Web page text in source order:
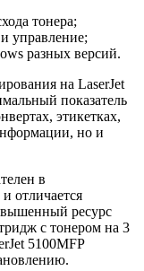
тонера;
управление;
разных версий.
на LaserJet
показатель
этикетках,
но и
в
отличается
ресурс
с тонером на 3
5100MFP